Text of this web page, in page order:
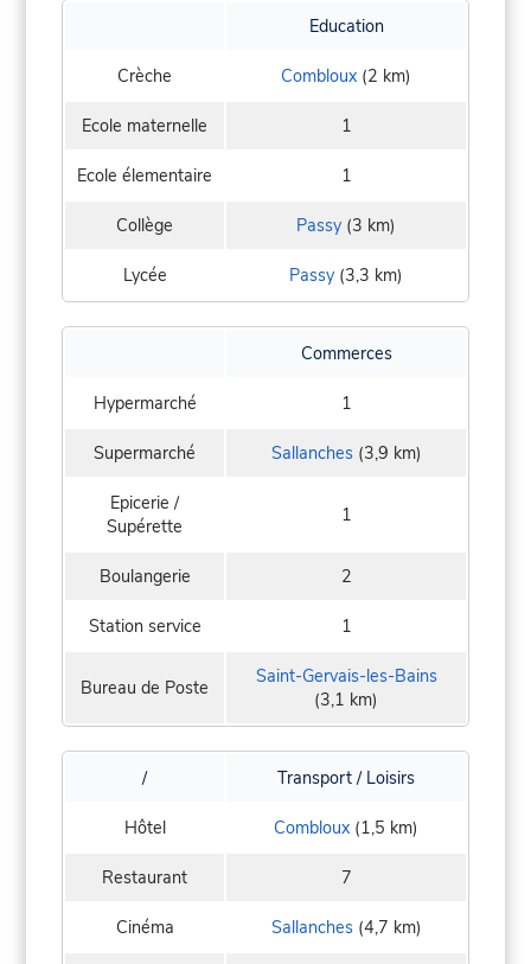
Education
Crèche Combloux (2 km)
Ecole maternelle 1
Ecole élementaire 1
Collège Passy (3 km)
Lycée Passy (3,3 km)
Commerces
Hypermarché 1
Supermarché Sallanches(3,9 km)
Epicerie /
Supérette
1
Boulangerie 2
Station service 1
Bureau de Poste
Saint-Gervais-les-Bains
(3,1 km)
/ Transport / Loisirs
Hôtel Combloux (1,5 km)
Restaurant 7
Cinéma Sallanches(4,7 km)